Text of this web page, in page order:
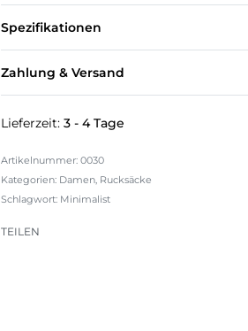
Spezifikationen
Zahlung & Versand
Lieferzeit: 3 - 4 Tage
0030
Kategorien: Damen, Rucksäcke
Schlagwort: Minimalist
TEILEN